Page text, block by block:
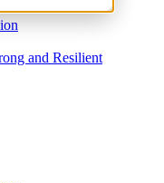
and Resilient